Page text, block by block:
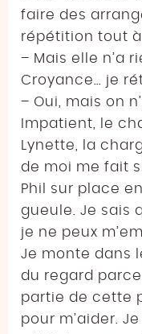
faire des
répétition tout à
– Mais elle n’a
Croyance… je
– Oui, mais on
Impatient, le
Lynette, la
de moi me fait
Phil sur place
gueule. Je sais
je ne peux
Je monte dans
du regard
partie de cette
pour m’aider.